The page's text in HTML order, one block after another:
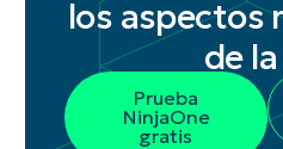
los aspectos
de
Prueba
NinjaOne
gratis